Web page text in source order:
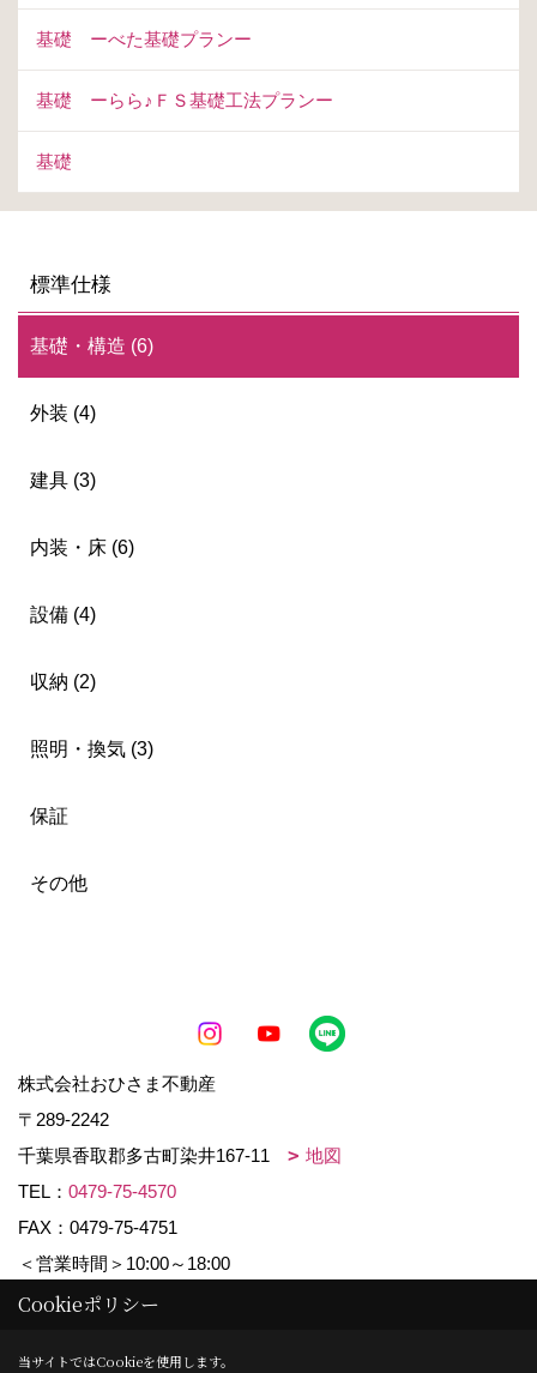
基礎 ーべた基礎プランー
基礎 ーらら♪ＦＳ基礎工法プランー
基礎
標準仕様
基礎・構造 (6)
外装 (4)
建具 (3)
内装・床 (6)
設備 (4)
収納 (2)
照明・換気 (3)
保証
その他
株式会社おひさま不動産
〒289-2242
千葉県香取郡多古町染井167-11
地図
TEL： 0479-75-4570
FAX：0479-75-4751
＜営業時間＞10:00～18:00
＜定休日＞水曜日・日曜日
Cookieポリシー
当サイトではCookieを使用します。